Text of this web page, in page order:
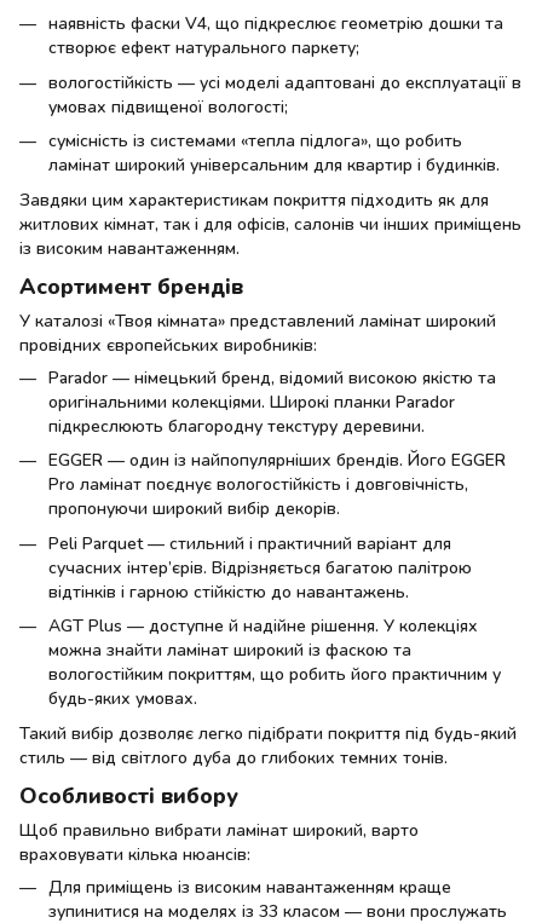
наявність фаски V4, що підкреслює геометрію дошки та
створює ефект натурального паркету;
вологостійкість — усі моделі адаптовані до експлуатації в
умовах підвищеної вологості;
сумісність із системами «тепла підлога», що робить
ламінат широкий універсальним для квартир і будинків.
Завдяки цим характеристикам покриття підходить як для
житлових кімнат, так і для офісів, салонів чи інших приміщень
із високим навантаженням.
Асортимент брендів
У каталозі «Твоя кімната» представлений ламінат широкий
провідних європейських виробників:
Parador — німецький бренд, відомий високою якістю та
оригінальними колекціями. Широкі планки Parador
підкреслюють благородну текстуру деревини.
EGGER — один із найпопулярніших брендів. Його EGGER
Pro ламінат поєднує вологостійкість і довговічність,
пропонуючи широкий вибір декорів.
Peli Parquet — стильний і практичний варіант для
сучасних інтер’єрів. Відрізняється багатою палітрою
відтінків і гарною стійкістю до навантажень.
AGT Plus — доступне й надійне рішення. У колекціях
можна знайти ламінат широкий із фаскою та
вологостійким покриттям, що робить його практичним у
будь-яких умовах.
Такий вибір дозволяє легко підібрати покриття під будь-який
стиль — від світлого дуба до глибоких темних тонів.
Особливості вибору
Щоб правильно вибрати ламінат широкий, варто
враховувати кілька нюансів:
Для приміщень із високим навантаженням краще
зупинитися на моделях із 33 класом — вони прослужать